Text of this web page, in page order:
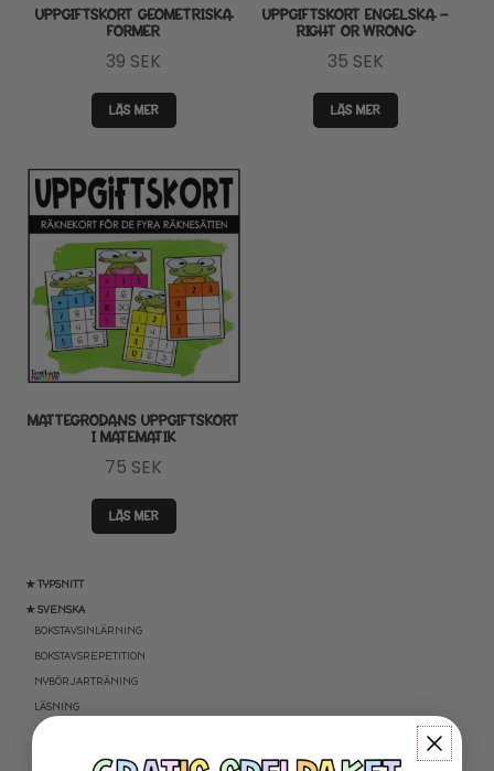
★ TYPSNITT
★ SVENSKA
BOKSTAVSINLÄRNING
BOKSTAVSREPETITION
NYBÖRJARTRÄNING
LÄSNING
LÄSFÖRSTÅELSE
UPPGIFTSKORT GEOMETRISKA
FORMER
39 SEK
LÄS MER
UPPGIFTSKORT ENGELSKA –
RIGHT OR WRONG
35 SEK
LÄS MER
MATTEGRODANS UPPGIFTSKORT
I MATEMATIK
75 SEK
LÄS MER